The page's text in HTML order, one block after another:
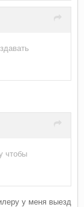
чтобы
у меня выезд